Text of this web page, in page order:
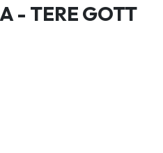
- TERE GOTT